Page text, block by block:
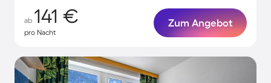
ab 141 €
pro Nacht
Zum Angebot